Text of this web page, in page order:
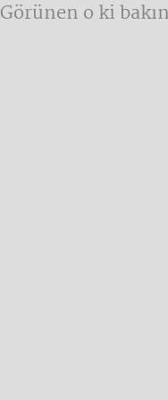
Görünen o ki